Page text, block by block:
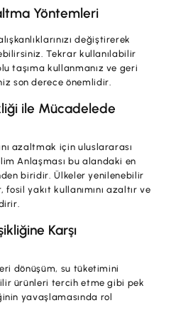
Yöntemleri
değiştirerek
Tekrar kullanılabilir
taşıma kullanmanız ve geri
son derece önemlidir.
ile Mücadelede
azaltmak için uluslararası
Anlaşması bu alandaki en
biridir. Ülkeler yenilenebilir
fosil yakıt kullanımını azaltır ve
Karşı
dönüşüm, su tüketimini
ürünleri tercih etme gibi pek
yavaşlamasında rol